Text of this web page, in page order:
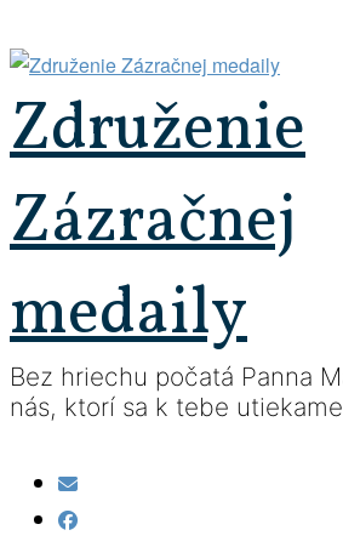
na
obsah
Združenie
Zázračnej
medaily
Bez hriechu počatá Panna
nás, ktorí sa k tebe utiekame